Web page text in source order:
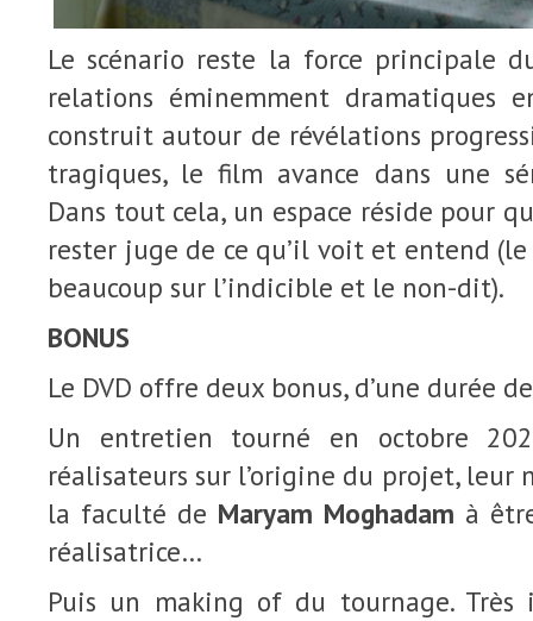
Le scénario reste la force principale
relations éminemment dramatiques
construit autour de révélations
tragiques, le film avance dans une
Dans tout cela, un espace réside pour
rester juge de ce qu’il voit et entend
beaucoup sur l’indicible et le non-dit).
BONUS
Le DVD offre deux bonus, d’une durée
Un entretien tourné en octobre
réalisateurs sur l’origine du projet, leur
la faculté de Maryam Moghadam à
réalisatrice…
Puis un making of du tournage. Très